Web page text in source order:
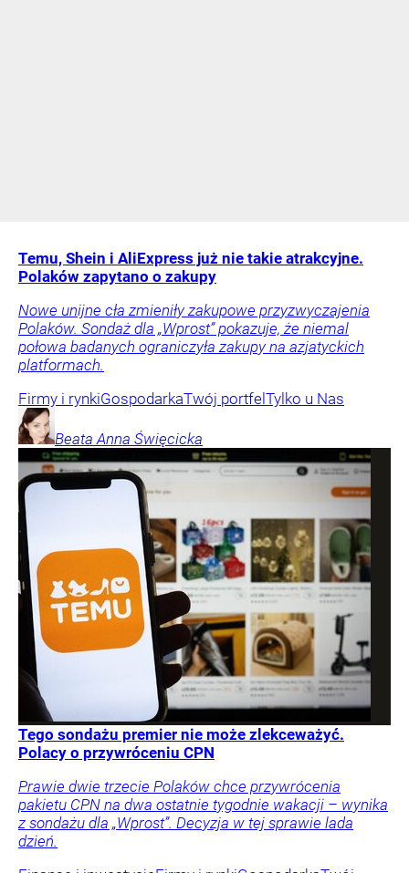
Temu, Shein i AliExpress już nie takie atrakcyjne.
Polaków zapytano o zakupy
Nowe unijne cła zmieniły zakupowe przyzwyczajenia
Polaków. Sondaż dla „Wprost” pokazuje, że niemal
połowa badanych ograniczyła zakupy na azjatyckich
platformach.
Firmy i rynkiGospodarkaTwój portfel Tylko u Nas
Beata Anna Święcicka
Tego sondażu premier nie może zlekceważyć.
Polacy o przywróceniu CPN
Prawie dwie trzecie Polaków chce przywrócenia
pakietu CPN na dwa ostatnie tygodnie wakacji – wynika
z sondażu dla „Wprost”. Decyzja w tej sprawie lada
dzień.